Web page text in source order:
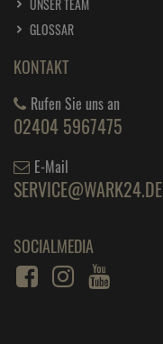
UNSER TEAM
GLOSSAR
KONTAKT
Rufen Sie uns an
02404 5967475
E-Mail
SERVICE@WARK24.DE
SOCIALMEDIA